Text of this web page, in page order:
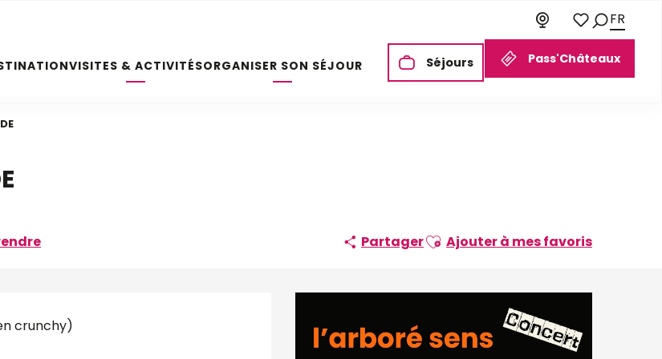
Pass'Châteaux
Séjours
Voir les favoris
FR
VISITES & ACTIVITÉSORGANISER SON SÉJOUR
PartagerAjouter aux favoris
Ajouter à mes favoris
crunchy)